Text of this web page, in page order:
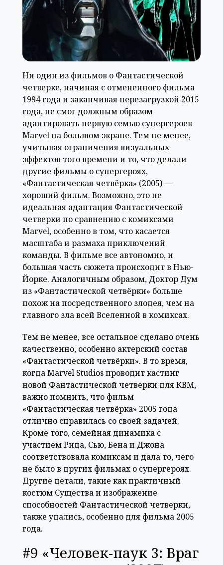
Ни один из фильмов о Фантастической
четверке, начиная с отмененного фильма
1994 года и заканчивая перезагрузкой 2015
года, не смог должным образом
адаптировать первую семью супергероев
Marvel на большом экране. Тем не менее,
учитывая ограничения визуальных
эффектов того времени и то, что делали
другие фильмы о супергероях,
«Фантастическая четвёрка» (2005) —
хороший фильм. Возможно, это не
идеальная адаптация Фантастической
четверки по сравнению с комиксами
Marvel, особенно в том, что касается
масштаба и размаха приключений
команды. В фильме все автономно, и
большая часть сюжета происходит в Нью-
Йорке. Аналогичным образом, Доктор Дум
из «Фантастической четвёрки» больше
похож на посредственного злодея, чем на
главного зла всей Вселенной в комиксах.
Тем не менее, все остальное сделано очень
качественно, особенно актерский состав
«Фантастической четвёрки». В то время,
когда Marvel Studios проводит кастинг
новой Фантастической четверки для КВМ,
важно помнить, что фильм
«Фантастическая четвёрка» 2005 года
отлично справилась со своей задачей.
Кроме того, семейная динамика с
участием Рида, Сью, Бена и Джона
соответствовала комиксам и дала то, чего
не было в других фильмах о супергероях.
Другие детали, такие как практичный
костюм Существа и изображение
способностей Фантастической четверки,
также удались, особенно для фильма 2005
года.
#9 «Человек-паук 3: Враг